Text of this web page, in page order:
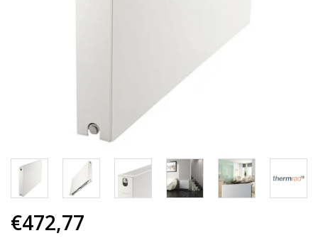
€472,77